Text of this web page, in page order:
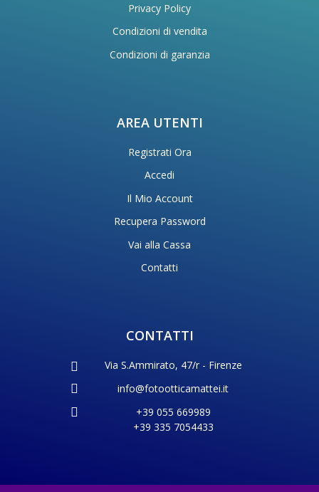
Privacy Policy
Condizioni di vendita
Condizioni di garanzia
AREA UTENTI
Registrati Ora
Accedi
Il Mio Account
Recupera Password
Vai alla Cassa
Contatti
CONTATTI
Via S.Ammirato, 47/r - Firenze
info@fotootticamattei.it
+39 055 669989
+39 335 7054433